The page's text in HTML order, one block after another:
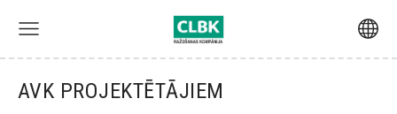
AVK PROJEKTĒTĀJIEM